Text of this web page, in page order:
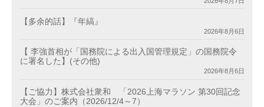
【多余的話】『年縞』
2026年8月6日
【 李強首相が「国務院による出入国管理規定」の国務院令
に署名した】(その他)
2026年8月6日
【ご協力】株式会社衆和 「2026上海マラソン 第30回記念
大会」のご案内（2026/12/4～7）